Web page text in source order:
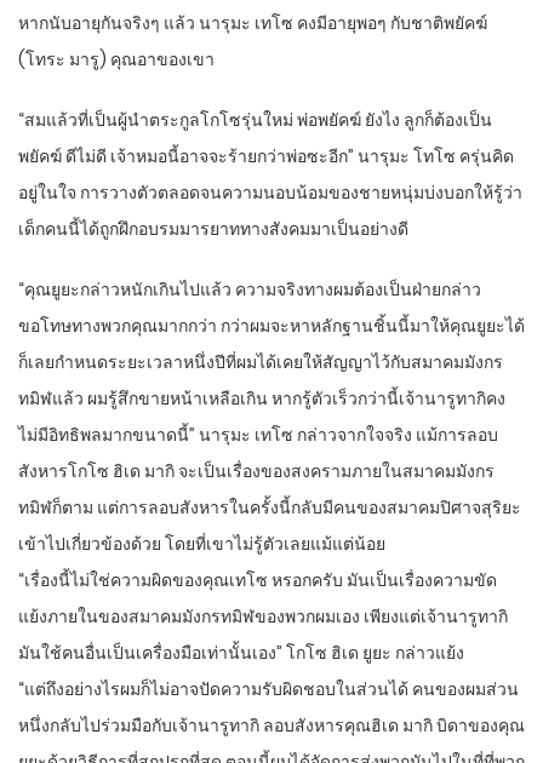
หากนับอายุกันจริงๆ แล้ว นารุมะ เทโซ คงมีอายุพอๆ กับชาติพยัคฆ์
(โทระ มารู) คุณอาของเขา
“สมแล้วที่เป็นผู้นำตระกูลโกโซรุ่นใหม่ พ่อพยัคฆ์ ยังไง ลูกก็ต้องเป็น
พยัคฆ์ ดีไม่ดี เจ้าหมอนี้อาจจะร้ายกว่าพ่อซะอีก” นารุมะ โทโซ ครุ่นคิด
อยู่ในใจ การวางตัวตลอดจนความนอบน้อมของชายหนุ่มบ่งบอกให้รู้ว่า
เด็กคนนี้ได้ถูกฝึกอบรมมารยาททางสังคมมาเป็นอย่างดี
“คุณยูยะกล่าวหนักเกินไปแล้ว ความจริงทางผมต้องเป็นฝ่ายกล่าว
ขอโทษทางพวกคุณมากกว่า กว่าผมจะหาหลักฐานชิ้นนี้มาให้คุณยูยะได้
ก็เลยกำหนดระยะเวลาหนึ่งปีที่ผมได้เคยให้สัญญาไว้กับสมาคมมังกร
ทมิฬแล้ว ผมรู้สึกขายหน้าเหลือเกิน หากรู้ตัวเร็วกว่านี้เจ้านารูทากิคง
ไม่มีอิทธิพลมากขนาดนี้” นารุมะ เทโซ กล่าวจากใจจริง แม้การลอบ
สังหารโกโซ ฮิเด มากิ จะเป็นเรื่องของสงครามภายในสมาคมมังกร
ทมิฬก็ตาม แต่การลอบสังหารในครั้งนี้กลับมีคนของสมาคมปิศาจสุริยะ
เข้าไปเกี่ยวข้องด้วย โดยที่เขาไม่รู้ตัวเลยแม้แต่น้อย
“เรื่องนี้ไม่ใช่ความผิดของคุณเทโซ หรอกครับ มันเป็นเรื่องความขัด
แย้งภายในของสมาคมมังกรทมิฬของพวกผมเอง เพียงแต่เจ้านารูทากิ
มันใช้คนอื่นเป็นเครื่องมือเท่านั้นเอง” โกโซ ฮิเด ยูยะ กล่าวแย้ง
“แต่ถึงอย่างไรผมก็ไม่อาจปัดความรับผิดชอบในส่วนได้ คนของผมส่วน
หนึ่งกลับไปร่วมมือกับเจ้านารูทากิ ลอบสังหารคุณฮิเด มากิ บิดาของคุณ